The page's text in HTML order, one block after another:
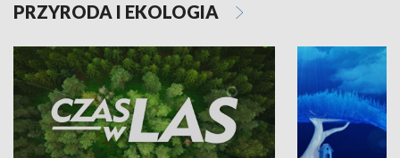
PRZYRODA I EKOLOGIA